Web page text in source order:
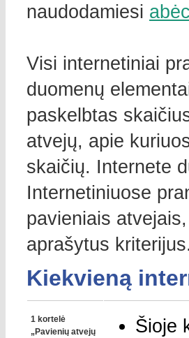
naudodamiesi
Visi internetiniai
duomenų
paskelbtas
atvejų, apie
skaičių. Internete
Internetiniuose
pavieniais
aprašytus kriterijus.
Kiekvieną
1 kortelė
„Pavienių atvejų
Šioje